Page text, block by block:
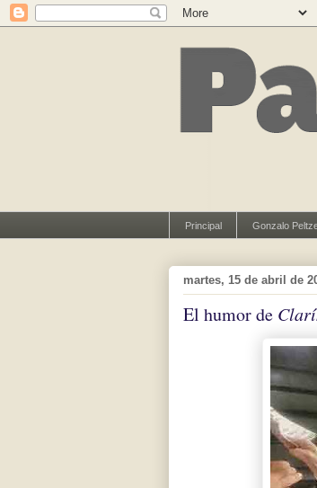
Principal Gonzalo
martes, 15 de abril de
El humor de